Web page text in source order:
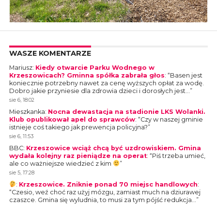
WASZE KOMENTARZE
Mariusz: Kiedy otwarcie Parku Wodnego w
Krzeszowicach? Gminna spółka zabrała głos: “Basen jest
koniecznie potrzebny nawet za cenę wyższych opłat za wodę.
Dobro jakie przyniesie dla zdrowia dzieci i dorosłych jest… ”
sie 6, 18:02
Mieszkanka: Nocna dewastacja na stadionie LKS Wolanki.
Klub opublikował apel do sprawców: “Czy w naszej gminie
istnieje coś takiego jak prewencja policyjna?”
sie 6, 11:53
BBC: Krzeszowice wciąż chcą być uzdrowiskiem. Gmina
wydała kolejny raz pieniądze na operat: “Piś trzeba umieć,
ale co ważniejsze wiedzieć z kim
”
sie 5, 17:28
: Krzeszowice. Zniknie ponad 70 miejsc handlowych:
“Czesio, weź choć raz użyj mózgu, zamiast much na dziurawej
czaszce. Gmina się wyludnia, to musi za tym pójść redukcja… ”